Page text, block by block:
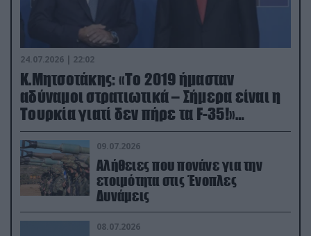
24.07.2026 | 22:02
Κ.Μητσοτάκης: «Το 2019 ήμασταν
αδύναμοι στρατιωτικά – Σήμερα είναι η
Τουρκία γιατί δεν πήρε τα F-35!»
(βίντεο)
09.07.2026
Αλήθειες που πονάνε για την
ετοιμότητα στις Ένοπλες
Δυνάμεις
08.07.2026